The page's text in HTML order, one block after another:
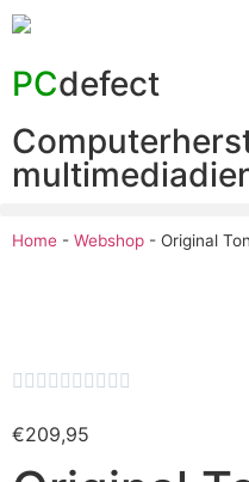
PCdefect
Home - Webshop - Original
         
€209,95